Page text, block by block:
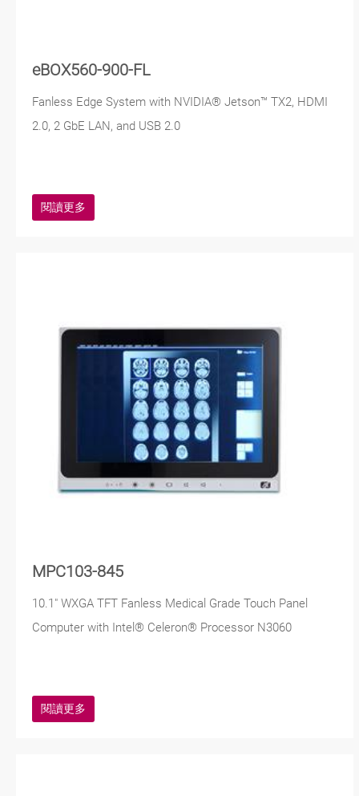
eBOX560-900-FL
Fanless Edge System with NVIDIA® Jetson™ TX2, HDMI
2.0, 2 GbE LAN, and USB 2.0
閱讀更多
MPC103-845
10.1" WXGA TFT Fanless Medical Grade Touch Panel
Computer with Intel® Celeron® Processor N3060
閱讀更多